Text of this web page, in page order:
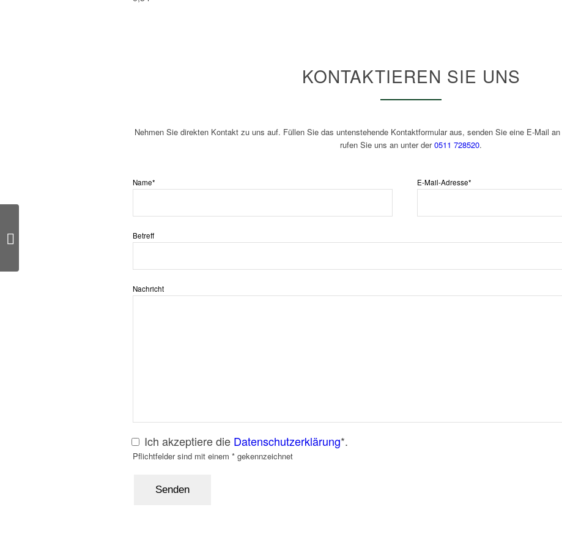
KONTAKTIEREN SIE UNS
Nehmen Sie direkten Kontakt zu uns auf. Füllen Sie das untenstehende Kontaktformular aus, senden Sie eine E-Mail an
rufen Sie uns an unter der0511 728520.
Name* E-Mail-Adresse*
Betreff
Nachricht
Ich akzeptiere die Datenschutzerklärung*.
Pflichtfelder sind mit einem * gekennzeichnet